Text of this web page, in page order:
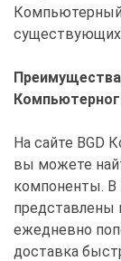
существующих
На сайте BGD
вы можете
компоненты. В
представлены
ежедневно
доставка